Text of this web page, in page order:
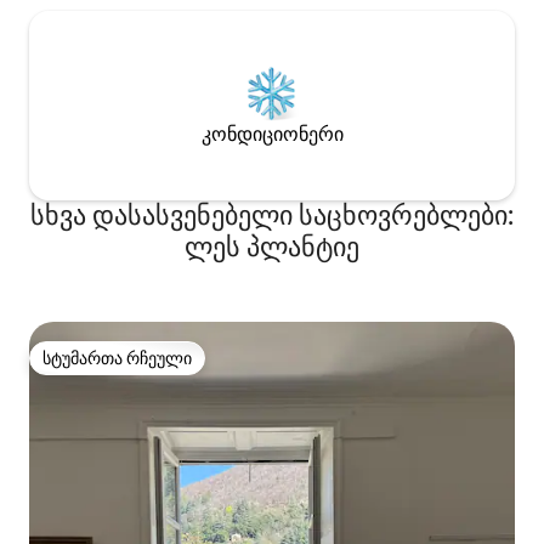
კონდიციონერი
სხვა დასასვენებელი საცხოვრებლები:
ლეს პლანტიე
სტუმართა რჩეული
სტუმართა რჩეული